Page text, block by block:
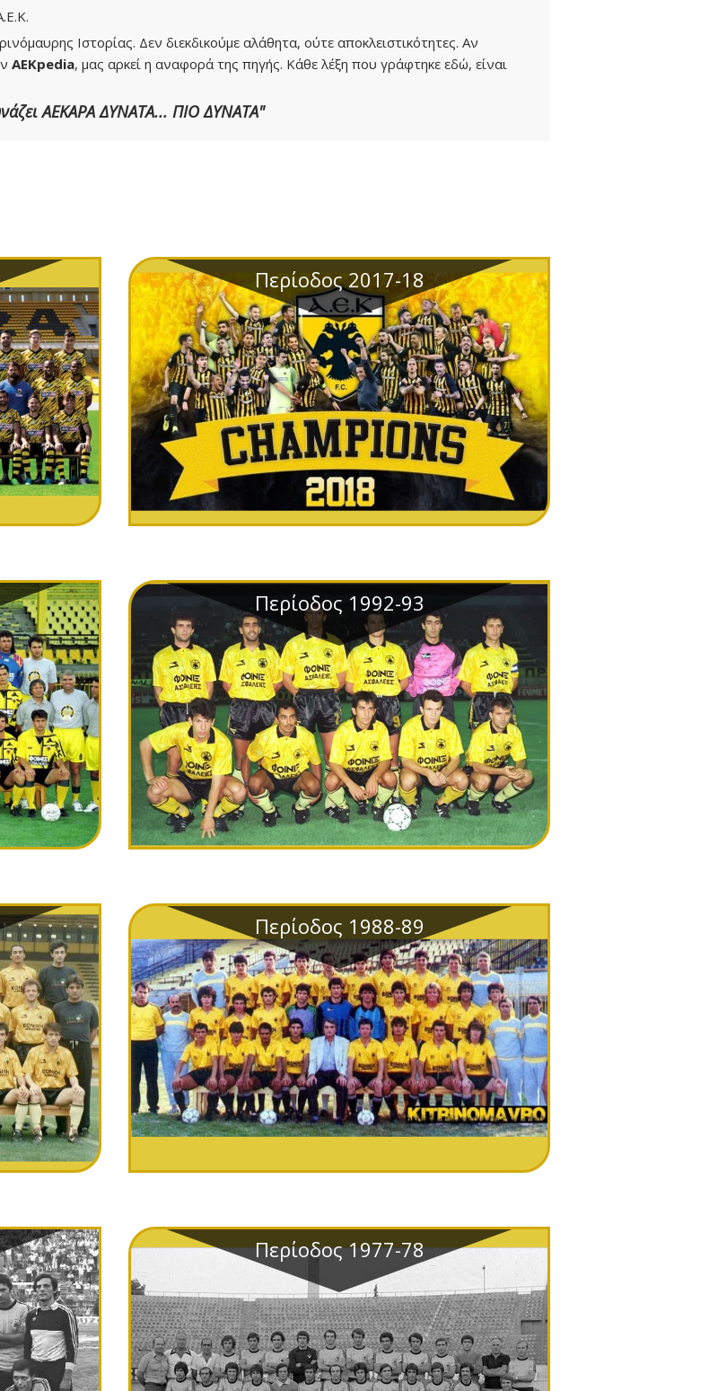
Ιστορίας. Δεν διεκδικούμε αλάθητα, ούτε αποκλειστικότητες. Αν
ΑΕΚpedia, μας αρκεί η αναφορά της πηγής. Κάθε λέξη που γράφτηκε εδώ, είναι
ΑΕΚΑΡΑ ΔΥΝΑΤΑ... ΠΙΟ ΔΥΝΑΤΑ"
Περίοδος 2017-18
Περίοδος 1992-93
Περίοδος 1988-89
Περίοδος 1977-78